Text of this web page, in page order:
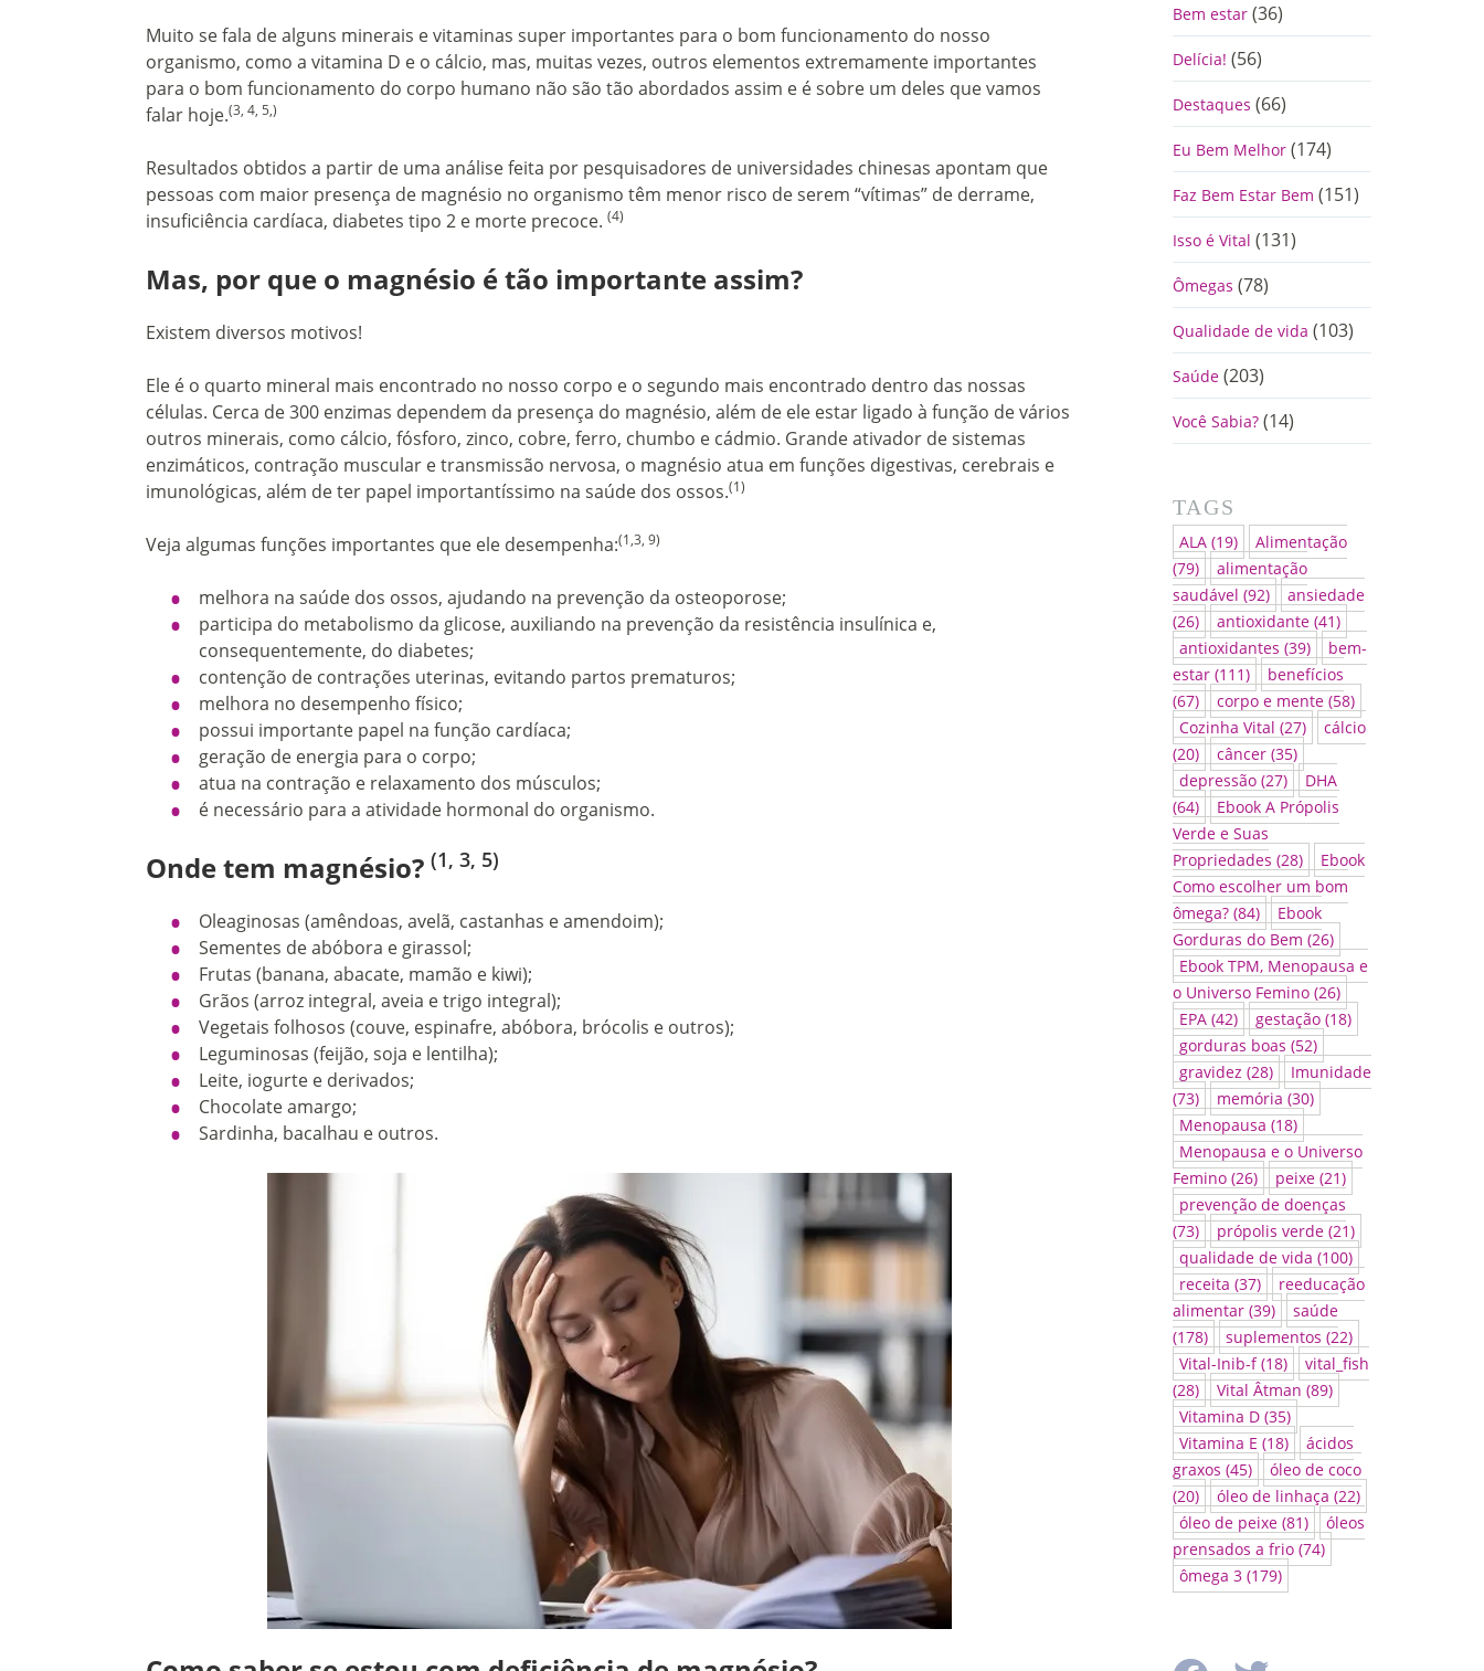
Muito se fala de alguns minerais e vitaminas super importantes para o bom funcionamento do nosso
organismo, como a vitamina D e o cálcio, mas, muitas vezes, outros elementos extremamente importantes
para o bom funcionamento do corpo humano não são tão abordados assim e é sobre um deles que vamos
falar hoje.(3, 4, 5,)
Resultados obtidos a partir de uma análise feita por pesquisadores de universidades chinesas apontam que
pessoas com maior presença de magnésio no organismo têm menor risco de serem “vítimas” de derrame,
insuficiência cardíaca, diabetes tipo 2 e morte precoce. (4)
Mas, por que o magnésio é tão importante assim?
Existem diversos motivos!
Ele é o quarto mineral mais encontrado no nosso corpo e o segundo mais encontrado dentro das nossas
células. Cerca de 300 enzimas dependem da presença do magnésio, além de ele estar ligado à função de vários
outros minerais, como cálcio, fósforo, zinco, cobre, ferro, chumbo e cádmio. Grande ativador de sistemas
enzimáticos, contração muscular e transmissão nervosa, o magnésio atua em funções digestivas, cerebrais e
imunológicas, além de ter papel importantíssimo na saúde dos ossos.(1)
Veja algumas funções importantes que ele desempenha:(1,3, 9)
melhora na saúde dos ossos, ajudando na prevenção da osteoporose;
participa do metabolismo da glicose, auxiliando na prevenção da resistência insulínica e,
consequentemente, do diabetes;
contenção de contrações uterinas, evitando partos prematuros;
melhora no desempenho físico;
possui importante papel na função cardíaca;
geração de energia para o corpo;
atua na contração e relaxamento dos músculos;
é necessário para a atividade hormonal do organismo.
Onde tem magnésio? (1, 3, 5)
Oleaginosas (amêndoas, avelã, castanhas e amendoim);
Sementes de abóbora e girassol;
Frutas (banana, abacate, mamão e kiwi);
Grãos (arroz integral, aveia e trigo integral);
Vegetais folhosos (couve, espinafre, abóbora, brócolis e outros);
Leguminosas (feijão, soja e lentilha);
Leite, iogurte e derivados;
Chocolate amargo;
Sardinha, bacalhau e outros.
Bem estar (36)
Delícia! (56)
Destaques (66)
Eu Bem Melhor (174)
Faz Bem Estar Bem (151)
Isso é Vital (131)
Ômegas (78)
Qualidade de vida (103)
Saúde (203)
Você Sabia? (14)
TAGS
ALA (19)
Alimentação
(79)
alimentação
saudável (92)
ansiedade
(26)
antioxidante (41)
antioxidantes (39)
bem-
estar (111)
benefícios
(67)
corpo e mente (58)
Cozinha Vital (27)
cálcio
(20)
câncer (35)
depressão (27)
DHA
(64)
Ebook A Própolis
Verde e Suas
Propriedades (28)
Ebook
Como escolher um bom
ômega? (84)
Ebook
Gorduras do Bem (26)
Ebook TPM, Menopausa e
o Universo Femino (26)
EPA (42) gestação (18)
gorduras boas (52)
gravidez (28)
Imunidade
(73)
memória (30)
Menopausa (18)
Menopausa e o Universo
Femino (26) peixe (21)
prevenção de doenças
(73)
própolis verde (21)
qualidade de vida (100)
receita (37)
reeducação
alimentar (39)
saúde
(178)
suplementos (22)
Vital-Inib-f(18)
vital_fish
(28)
Vital Âtman (89)
Vitamina D (35)
Vitamina E (18)
ácidos
graxos (45)
óleo de coco
(20)
óleo de linhaça (22)
óleo de peixe (81)
óleos
prensados a frio (74)
ômega 3 (179)